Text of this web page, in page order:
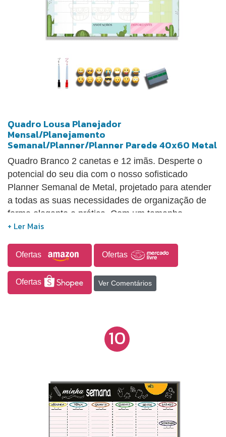
Quadro Lousa Planejador
Mensal/Planejamento
Semanal/Planner/Planner Parede 40x60 Metal
Quadro Branco 2 canetas e 12 imãs. Desperte o
potencial do seu dia com o nosso sofisticado
Planner Semanal de Metal, projetado para atender
a todas as suas necessidades de organização de
forma elegante e prática. Com um tamanho
generoso de 40x60 cm, este planner é o aliado
cada detalhe.
Ofertas Ofertas
Ofertas Ver Comentários
10